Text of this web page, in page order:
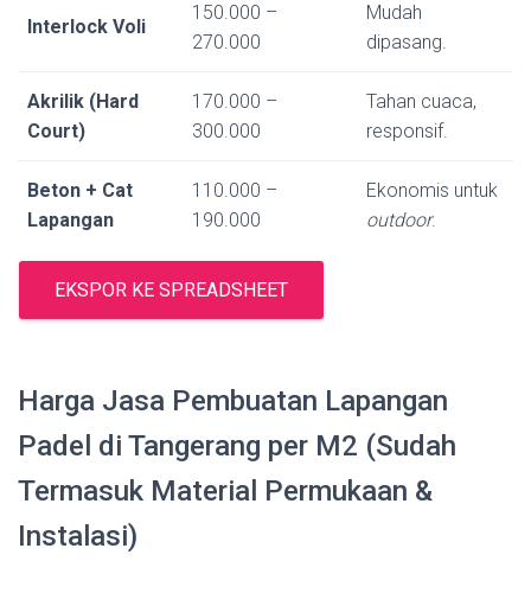
Interlock Voli
150.000 –
270.000
Mudah
dipasang.
Akrilik (Hard
Court)
170.000 –
300.000
Tahan cuaca,
responsif.
Beton + Cat
Lapangan
110.000 –
190.000
Ekonomis untuk
outdoor.
EKSPOR KE SPREADSHEET
Harga Jasa Pembuatan Lapangan
Padel di Tangerang per M2 (Sudah
Termasuk Material Permukaan &
Instalasi)